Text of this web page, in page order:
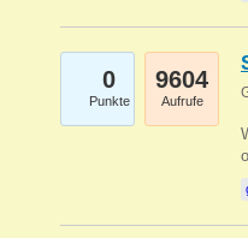
0
Punkte
9604
Aufrufe